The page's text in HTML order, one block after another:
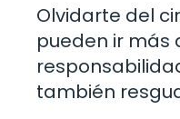
Olvidarte del
pueden ir más
también